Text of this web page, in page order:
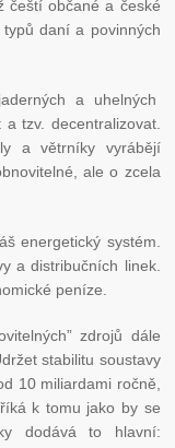
čeští občané a české
daní a povinných
a uhelných
tzv. decentralizovat.
a větrníky vyrábějí
ale o zcela
energetický systém.
a distribučních linek.
peníze.
zdrojů dále
stabilitu soustavy
10 miliardami ročně,
k tomu jako by se
dodává to hlavní: